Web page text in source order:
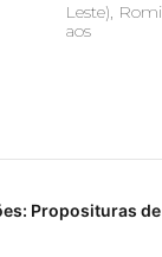
Leste),
aos
Proposituras